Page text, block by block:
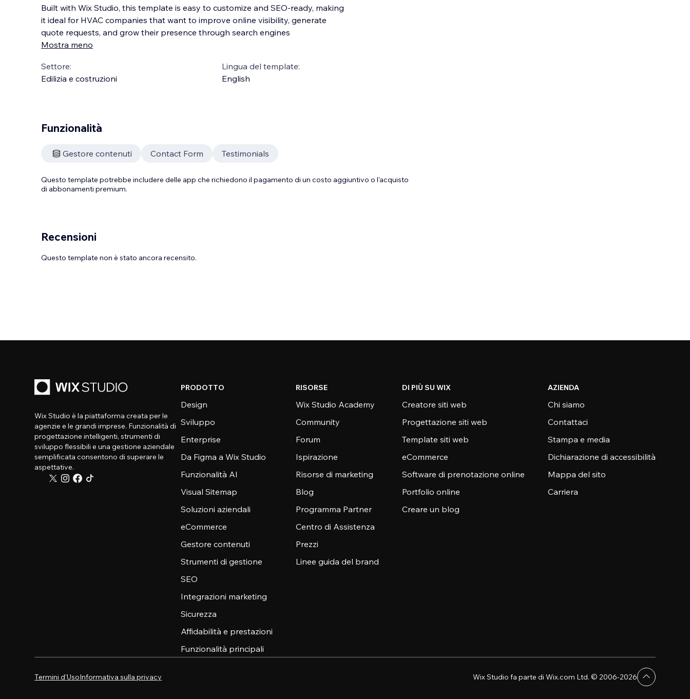
Built with Wix Studio, this template is easy to customize and SEO-ready, making
it ideal for HVAC companies that want to improve online visibility, generate
quote requests, and grow their presence through search engines
Mostra meno
Settore:
Edilizia e costruzioni
Lingua del template:
English
Funzionalità
Gestore contenuti Contact Form Testimonials
Questo template potrebbe includere delle app che richiedono il pagamento di un costo aggiuntivo o l'acquisto
di abbonamenti premium.
Recensioni
Questo template non è stato ancora recensito.
Wix Studio è la piattaforma creata per le
agenzie e le grandi imprese. Funzionalità di
progettazione intelligenti, strumenti di
sviluppo flessibili e una gestione aziendale
semplificata consentono di superare le
aspettative.
PRODOTTO
Design
Sviluppo
Enterprise
Da Figma a Wix Studio
Funzionalità AI
Visual Sitemap
Soluzioni aziendali
eCommerce
Gestore contenuti
Strumenti di gestione
SEO
Integrazioni marketing
Sicurezza
Affidabilità e prestazioni
Funzionalità principali
RISORSE
Wix Studio Academy
Community
Forum
Ispirazione
Risorse di marketing
Blog
Programma Partner
Centro di Assistenza
Prezzi
Linee guida del brand
DI PIÙ SU WIX
Creatore siti web
Progettazione siti web
Template siti web
eCommerce
Software di prenotazione online
Portfolio online
Creare un blog
AZIENDA
Chi siamo
Contattaci
Stampa e media
Dichiarazione di accessibilità
Mappa del sito
Carriera
Termini d'UsoInformativa sulla privacy Wix Studio fa parte di Wix.com Ltd. © 2006-2026